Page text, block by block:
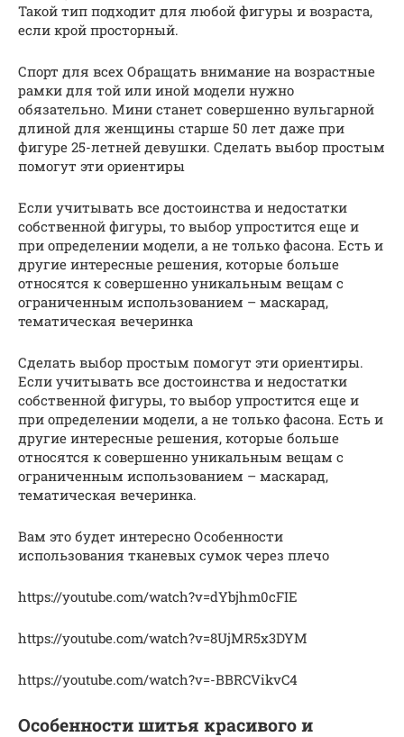
Такой тип подходит для любой фигуры и возраста,
если крой просторный.
Спорт для всех Обращать внимание на возрастные
рамки для той или иной модели нужно
обязательно. Мини станет совершенно вульгарной
длиной для женщины старше 50 лет даже при
фигуре 25-летней девушки. Сделать выбор простым
помогут эти ориентиры
Если учитывать все достоинства и недостатки
собственной фигуры, то выбор упростится еще и
при определении модели, а не только фасона. Есть и
другие интересные решения, которые больше
относятся к совершенно уникальным вещам с
ограниченным использованием – маскарад,
тематическая вечеринка
Сделать выбор простым помогут эти ориентиры.
Если учитывать все достоинства и недостатки
собственной фигуры, то выбор упростится еще и
при определении модели, а не только фасона. Есть и
другие интересные решения, которые больше
относятся к совершенно уникальным вещам с
ограниченным использованием – маскарад,
тематическая вечеринка.
Вам это будет интересно Особенности
использования тканевых сумок через плечо
https://youtube.com/watch?v=dYbjhm0cFIE
https://youtube.com/watch?v=8UjMR5x3DYM
https://youtube.com/watch?v=-BBRCVikvC4
Особенности шитья красивого и